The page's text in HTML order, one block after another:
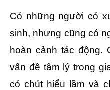
Có những người có
sinh, nhưng cũng có
hoàn cảnh tác động.
vấn đề tâm lý trong
có chút hiểu lầm và